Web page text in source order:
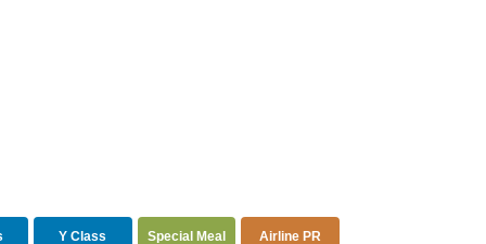
Y Class Special Meal Airline PR